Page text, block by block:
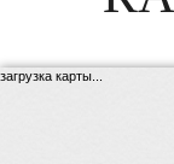
загрузка карты...